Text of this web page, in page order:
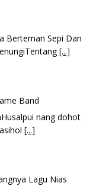
Berteman Sepi Dan
[...]
Band
nang dohot
[...]
Lagu Nias